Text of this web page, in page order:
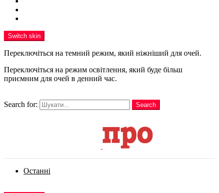
Switch skin
Переключіться на темний режим, який ніжніший для очей.
Переключіться на режим освітлення, який буде більш
приємним для очей в денний час.
Search for:
Search
Останні